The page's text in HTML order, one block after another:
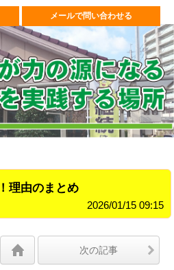
メールで問い合わせる
理由のまとめ
2026/01/15 09:15
次の記事